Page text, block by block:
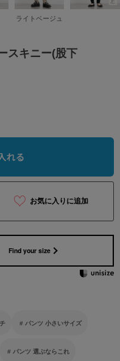
ライトベージュ
スキニー(股下
お気に入りに追加
Find your size
パンツ 小さいサイズ
パンツ 選ぶならこれ